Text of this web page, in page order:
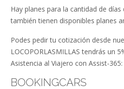
Hay planes para la cantidad de
también tienen disponibles planes
Podes pedir tu cotización desde
LOCOPORLASMILLAS tendrás un
Asistencia al Viajero con Assist-365:
BOOKINGCARS